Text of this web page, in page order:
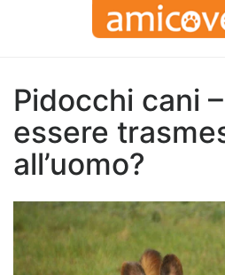
Pidocchi cani
essere
all’uomo?